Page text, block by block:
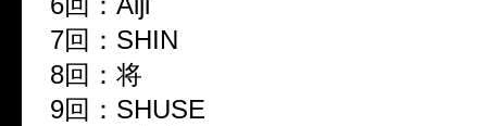
7回： SHIN
8回：将
9回： SHUSE